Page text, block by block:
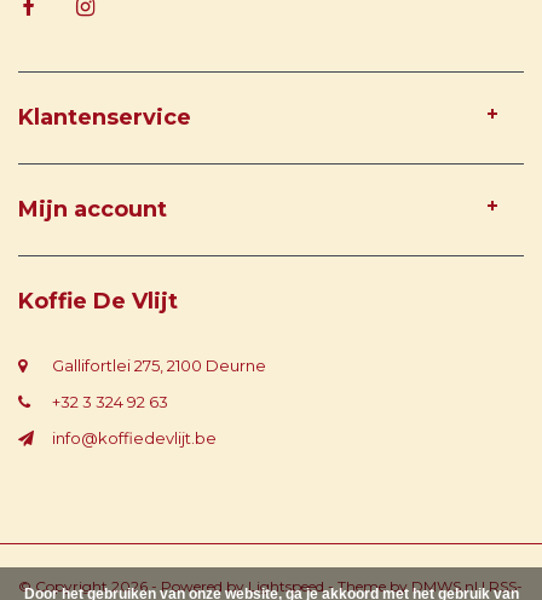
Klantenservice
Mijn account
Koffie De Vlijt
Gallifortlei 275, 2100 Deurne
+32 3 324 92 63
info@koffiedevlijt.be
© Copyright 2026 - Powered byLightspeed- Theme by DMWS.nl|RSS-
Door het gebruiken van onze website, ga je akkoord met het gebruik van